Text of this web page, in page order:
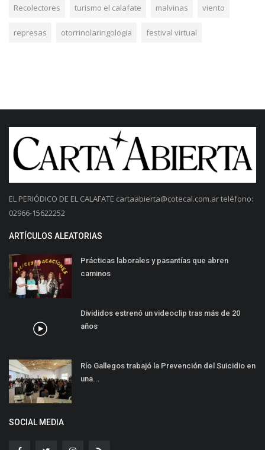
Recolectores turismo el calafate malvinas viento
represas otorrinolaringologia festival virtual
EL PERIÓDICO DE EL CALAFATE cartaabierta@cotecal.com.arteléfono:
02966-15622252
ARTÍCULOS ALEATORIAS
Prácticas laborales y pasantías que abren
caminos
Divididos estrenó un videoclip tras más de 20
años
Río Gallegos trabajó la Prevención del Suicidio en
una...
SOCIAL MEDIA